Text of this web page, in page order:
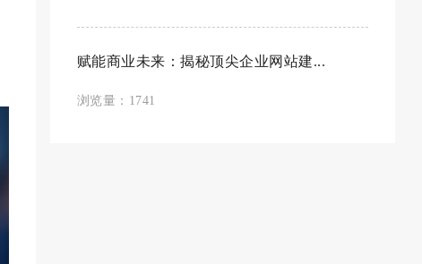
赋能商业未来：揭秘顶尖企业网站建...
浏览量：1741